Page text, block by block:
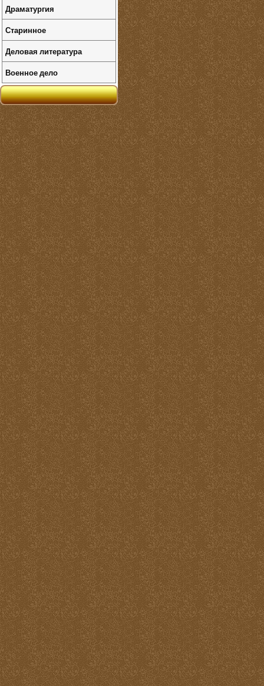
Драматургия
Старинное
Деловая литература
Военное дело